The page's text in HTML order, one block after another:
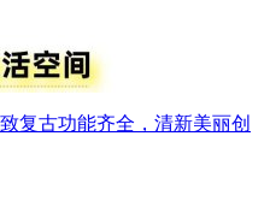
复古功能齐全，清新美丽创